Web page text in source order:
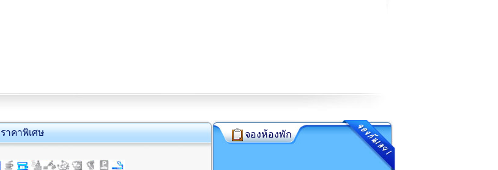
าคาพิเศษ จองห้องพัก